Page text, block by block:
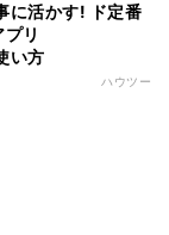
活かす! ド定番
リ
い方
ハウツー